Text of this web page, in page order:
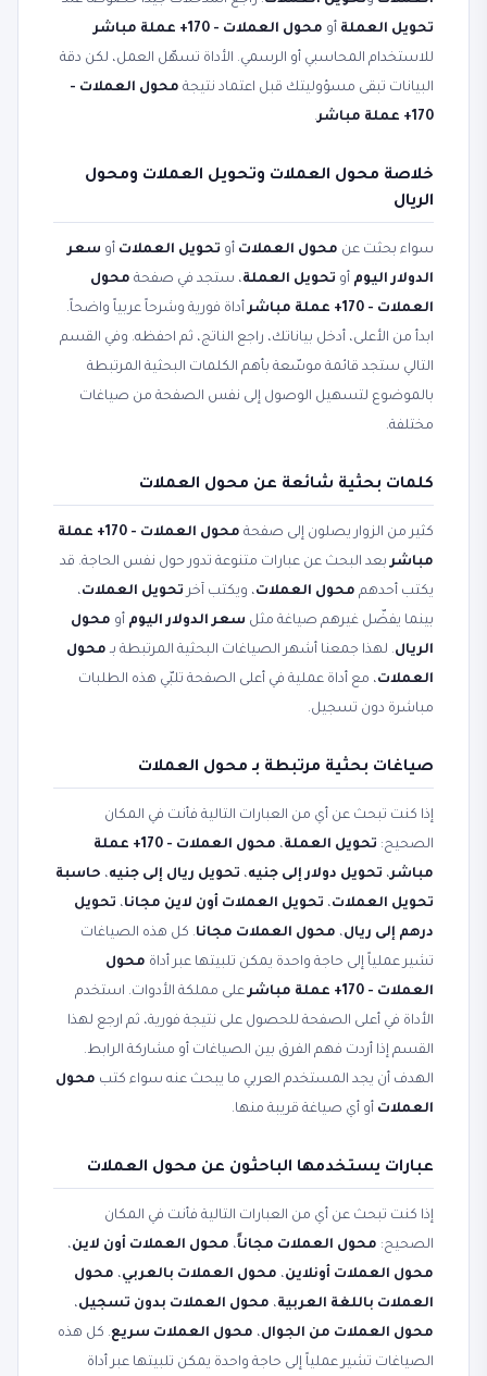
تحويل العملة أو محول العملات - 170+ عملة مباشر
للاستخدام المحاسبي أو الرسمي. الأداة تسهّل العمل، لكن دقة
البيانات تبقى مسؤوليتك قبل اعتماد نتيجة محول العملات -
170+ عملة مباشر
.
خلاصة محول العملات وتحويل العملات ومحول
الريال
سواء بحثت عن محول العملات أو تحويل العملات أو سعر
الدولار اليوم أو تحويل العملة، ستجد في صفحة محول
العملات - 170+ عملة مباشر
أداة فورية وشرحاً عربياً واضحاً.
ابدأ من الأعلى، أدخل بياناتك، راجع الناتج، ثم احفظه. وفي القسم
التالي ستجد قائمة موسّعة بأهم الكلمات البحثية المرتبطة
بالموضوع لتسهيل الوصول إلى نفس الصفحة من صياغات
مختلفة.
كلمات بحثية شائعة عن محول العملات
كثير من الزوار يصلون إلى صفحة
محول العملات - 170+ عملة
مباشربعد البحث عن عبارات متنوعة تدور حول نفس الحاجة. قد
يكتب أحدهم محول العملات، ويكتب آخر تحويل العملات،
بينما يفضّل غيرهم صياغة مثل سعر الدولار اليوم أو محول
الريال. لهذا جمعنا أشهر الصياغات البحثية المرتبطة بـ محول
العملات، مع أداة عملية في أعلى الصفحة تلبّي هذه الطلبات
مباشرة دون تسجيل.
صياغات بحثية مرتبطة بـ محول العملات
إذا كنت تبحث عن أي من العبارات التالية فأنت في المكان
الصحيح: تحويل العملة،
محول العملات - 170+ عملة
مباشر، تحويل دولار إلى جنيه، تحويل ريال إلى جنيه، حاسبة
تحويل العملات، تحويل العملات أون لاين مجانا، تحويل
درهم إلى ريال، محول العملات مجانا. كل هذه الصياغات
تشير عملياً إلى حاجة واحدة يمكن تلبيتها عبر أداة محول
العملات - 170+ عملة مباشر
على مملكة الأدوات. استخدم
الأداة في أعلى الصفحة للحصول على نتيجة فورية، ثم ارجع لهذا
القسم إذا أردت فهم الفرق بين الصياغات أو مشاركة الرابط.
الهدف أن يجد المستخدم العربي ما يبحث عنه سواء كتب محول
العملات أو أي صياغة قريبة منها.
عبارات يستخدمها الباحثون عن محول العملات
إذا كنت تبحث عن أي من العبارات التالية فأنت في المكان
الصحيح: محول العملات مجاناً، محول العملات أون لاين،
محول العملات أونلاين، محول العملات بالعربي، محول
العملات باللغة العربية، محول العملات بدون تسجيل،
محول العملات من الجوال، محول العملات سريع. كل هذه
الصياغات تشير عملياً إلى حاجة واحدة يمكن تلبيتها عبر أداة